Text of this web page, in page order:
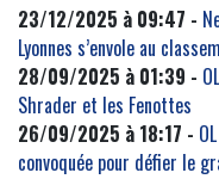
23/12/2025 à 09:47 -
Lyonnes s’envole au
28/09/2025 à 01:39 -
Shrader et les Fenottes
26/09/2025 à 18:17 -
convoquée pour défier le